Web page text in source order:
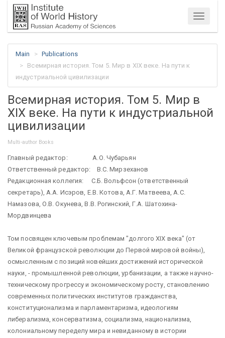
Menu
Main
Publications
Всемирная история. Том 5. Мир в XIX веке. На пути к
индустриальной цивилизации
Всемирная история. Том 5. Мир в
XIX веке. На пути к индустриальной
цивилизации
Multi-author Books
Главный редактор: А.О. Чубарьян
Ответственный редактор: В.С. Мирзеханов
Редакционная коллегия: С.Б. Вольфсон (ответственный
секретарь), А.А. Исэров, Е.В. Котова, А.Г. Матвеева, А.С.
Намазова, О.В. Окунева, В.В. Рогинский, Г.А. Шатохина-
Мордвинцева
Том посвящен ключевым проблемам "долгого XIX века" (от
Великой французской революции до Первой мировой войны),
осмысленным с позиций новейших достижений исторической
науки, - промышленной революции, урбанизации, а также научно-
техническому прогрессу и экономическому росту, становлению
современных политических институтов гражданства,
конституционализма и парламентаризма, идеологиям
либерализма, консерватизма, социализма, национализма,
колониальному переделу мира и невиданному в истории